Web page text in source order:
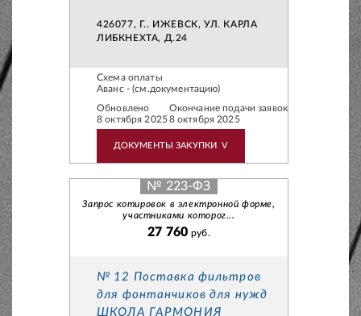
426077, Г.. ИЖЕВСК, УЛ. КАРЛА
ЛИБКНЕХТА, Д.24
Схема оплаты
Аванс - (см.документацию)
Обновлено
8 октября 2025
Окончание подачи заявок
8 октября 2025
ДОКУМЕНТЫ ЗАКУПКИ V
№ 223-ФЗ
Запрос котировок в электронной форме,
участниками которог...
27 760руб.
№ 12 Поставка фильтров
для фонтанчиков для нужд
ШКОЛА ГАРМОНИЯ